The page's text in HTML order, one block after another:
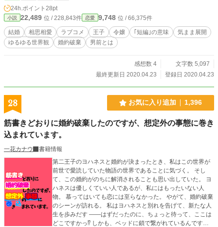
様にも投稿しています。
24h.ポイント 28pt
小説 22,489 位 / 228,843件 恋愛 9,748 位 / 66,375件
結婚 相思相愛 ラブコメ 王子 令嬢 ｢短編｣の意味
気まま展開
ゆるゆる世界観
婚約破棄 男前とは
感想数 4
文字数 5,097
最終更新日 2020.04.23
登録日 2020.04.23
28 お気に入り追加 1,396
筋書きどおりに婚約破棄したのですが、想定外の事態に巻き
込まれています。
一花カナウ
書籍情報
第二王子のヨハネスと婚約が決まったとき、私はこの世界が
前世で愛読していた物語の世界であることに気づく。 そし
て、この婚約がのちに解消されることも思い出していた。 ヨ
ハネスは優しくていい人であるが、私にはもったいない人
物。 慕ってはいても恋には至らなかった。 やがて、婚約破棄
のシーンが訪れる。 私はヨハネスと別れを告げて、新たな人
生を歩みだす ――はずだったのに、ちょっと待って、ここは
どこですかっ⁉︎ しかも、ベッドに鎖で繋がれているんですけ